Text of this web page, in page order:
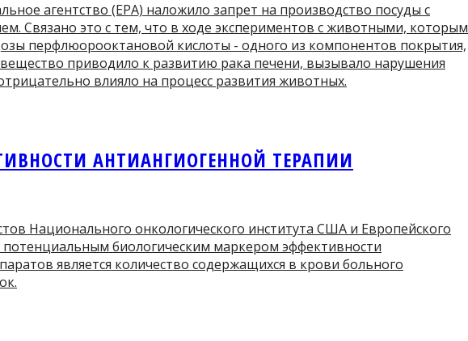
агентство (ЕРА) наложило запрет на производство посуды с
Связано это с тем, что в ходе экспериментов с животными, которым
перфлюорооктановой кислоты - одного из компонентов покрытия,
вещество приводило к развитию рака печени, вызывало нарушения
влияло на процесс развития животных.
АНТИАНГИОГЕННОЙ ТЕРАПИИ
Национального онкологического института США и Европейского
потенциальным биологическим маркером эффективности
является количество содержащихся в крови больного